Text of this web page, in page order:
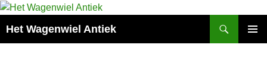
Het Wagenwiel Antiek